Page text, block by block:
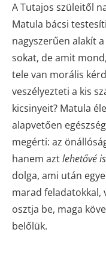
A Tutajos szüleitől
Matula bácsi
nagyszerűen alakít
sokat, de amit
tele van morális
veszélyezteti a kis
kicsinyeit? Matula
alapvetően
megérti: az
hanem aztlehetővé
dolga, ami után
marad feladatokkal,
osztja be, maga
belőlük.